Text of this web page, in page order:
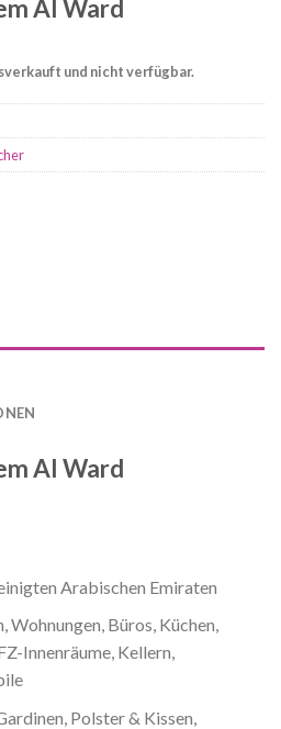
Al Ward
und nicht verfügbar.
Al Ward
Arabischen Emiraten
Wohnungen, Büros, Küchen,
Innenräume, Kellern,
Polster & Kissen,